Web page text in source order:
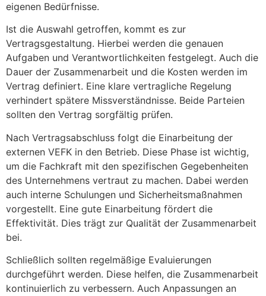
eigenen Bedürfnisse.
Ist die Auswahl getroffen, kommt es zur
Vertragsgestaltung. Hierbei werden die genauen
Aufgaben und Verantwortlichkeiten festgelegt. Auch die
Dauer der Zusammenarbeit und die Kosten werden im
Vertrag definiert. Eine klare vertragliche Regelung
verhindert spätere Missverständnisse. Beide Parteien
sollten den Vertrag sorgfältig prüfen.
Nach Vertragsabschluss folgt die Einarbeitung der
externen VEFK in den Betrieb. Diese Phase ist wichtig,
um die Fachkraft mit den spezifischen Gegebenheiten
des Unternehmens vertraut zu machen. Dabei werden
auch interne Schulungen und Sicherheitsmaßnahmen
vorgestellt. Eine gute Einarbeitung fördert die
Effektivität. Dies trägt zur Qualität der Zusammenarbeit
bei.
Schließlich sollten regelmäßige Evaluierungen
durchgeführt werden. Diese helfen, die Zusammenarbeit
kontinuierlich zu verbessern. Auch Anpassungen an